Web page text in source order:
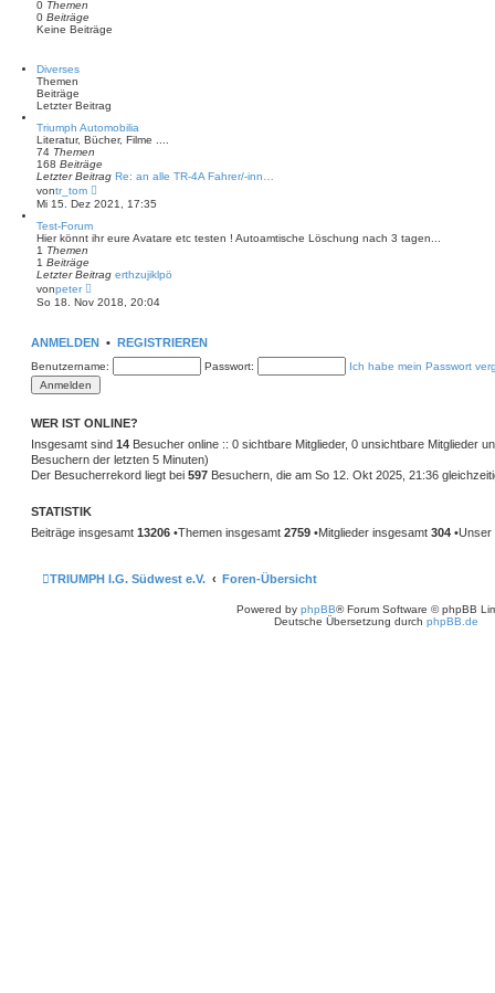
r
B
g
0 Themen
0 Beiträge
Keine Beiträge
Diverses
Themen
Beiträge
Letzter Beitrag
Triumph Automobilia
Literatur, Bücher, Filme ....
74 Themen
168 Beiträge
Letzter Beitrag Re: an alle TR-4A Fahrer/-inn…
vontr_tom
e
u
s
r
e
i
a
Mi 15. Dez 2021, 17:35
Test-Forum
Hier könnt ihr eure Avatare etc testen ! Autoamtische Löschung nach 3 tagen...
1 Themen
1 Beiträge
Letzter Beitrag erthzujiklpö
vonpeter
u
t
r
e
t
r
a
g
So 18. Nov 2018, 20:04
ANMELDEN • REGISTRIEREN
Benutzername: Passwort: Ich habe mein Passwort
WER IST ONLINE?
Insgesamt sind 14 Besucher online :: 0 sichtbare Mitglieder, 0 unsichtbare Mitglieder
Besuchern der letzten 5 Minuten)
Der Besucherrekord liegt bei 597 Besuchern, die am So 12. Okt 2025, 21:36
STATISTIK
Beiträge insgesamt 13206 •Themen insgesamt 2759 •Mitglieder insgesamt 304
TRIUMPH I.G. Südwest e.V. Foren-Übersicht
Powered by phpBB® Forum Software © phpBB
Deutsche Übersetzung durch phpBB.de